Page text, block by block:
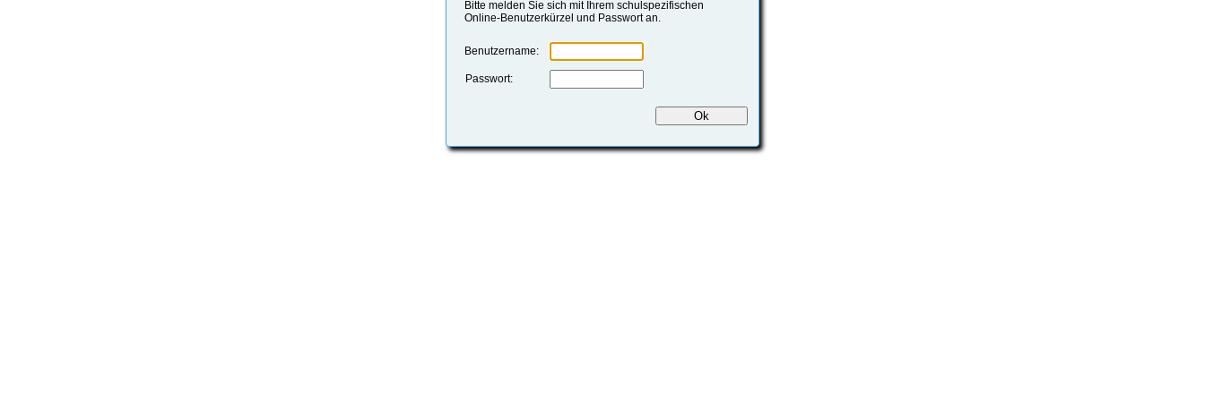
Bitte melden Sie sich mit Ihrem schulspezifischen
Online-Benutzerkürzel und Passwort an.
Benutzername:
Passwort: